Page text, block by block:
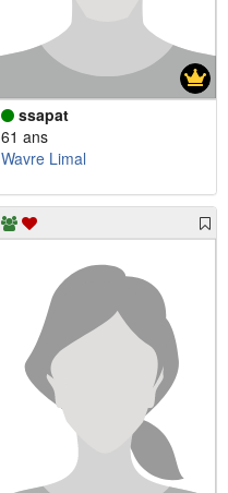
ssapat
61 ans
Wavre Limal